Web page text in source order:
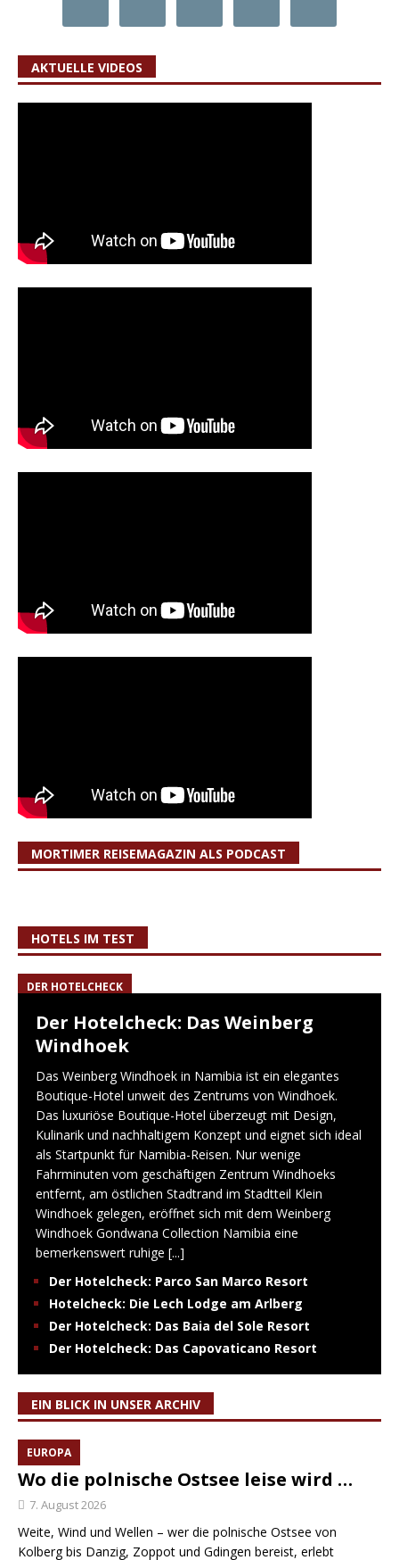
AKTUELLE VIDEOS
MORTIMER REISEMAGAZIN ALS PODCAST
HOTELS IM TEST
DER HOTELCHECK
Der Hotelcheck: Das Weinberg
Windhoek
Das Weinberg Windhoek in Namibia ist ein elegantes
Boutique-Hotel unweit des Zentrums von Windhoek.
Das luxuriöse Boutique-Hotel überzeugt mit Design,
Kulinarik und nachhaltigem Konzept und eignet sich ideal
als Startpunkt für Namibia-Reisen. Nur wenige
Fahrminuten vom geschäftigen Zentrum Windhoeks
entfernt, am östlichen Stadtrand im Stadtteil Klein
Windhoek gelegen, eröffnet sich mit dem Weinberg
Windhoek Gondwana Collection Namibia eine
bemerkenswert ruhige [...]
Der Hotelcheck: Parco San Marco Resort
Hotelcheck: Die Lech Lodge am Arlberg
Der Hotelcheck: Das Baia del Sole Resort
Der Hotelcheck: Das Capovaticano Resort
EIN BLICK IN UNSER ARCHIV
EUROPA
Wo die polnische Ostsee leise wird …
7. August 2026
Weite, Wind und Wellen – wer die polnische Ostsee von
Kolberg bis Danzig, Zoppot und Gdingen bereist, erlebt